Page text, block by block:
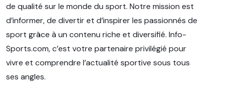
de qualité sur le monde du sport. Notre mission est
d’informer, de divertir et d’inspirer les passionnés de
sport grâce à un contenu riche et diversifié. Info-
Sports.com, c’est votre partenaire privilégié pour
vivre et comprendre l’actualité sportive sous tous
ses angles.